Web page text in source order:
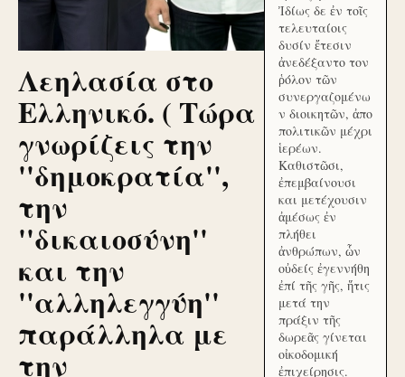
Λεηλασία στο
Ελληνικό. ( Τώρα
γνωρίζεις την
''δημοκρατία'',
την
''δικαιοσύνη''
και την
''αλληλεγγύη''
παράλληλα με
την
Ἰδίως δε ἐν τοῖς
τελευταίοις
δυσίν ἔτεσιν
ἀνεδέξαντο τον
ῥόλον τῶν
συνεργαζομένω
ν διοικητῶν, ἀπο
πολιτικῶν μέχρι
ἱερέων.
Καθιστῶσι,
ἐπεμβαίνουσι
και μετέχουσιν
ἀμέσως ἐν
πλήθει
ἀνθρώπων, ὧν
οὐδείς ἐγεννήθη
ἐπί τῆς γῆς, ἥτις
μετά την
πράξιν τῆς
δωρεᾶς γίνεται
οἰκοδομική
ἐπιχείρησις.